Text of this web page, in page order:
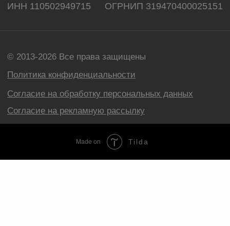
Made on Tilda